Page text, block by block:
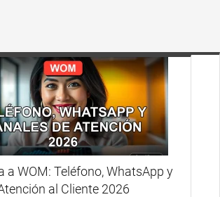
a WOM: Teléfono, WhatsApp y
al Cliente 2026